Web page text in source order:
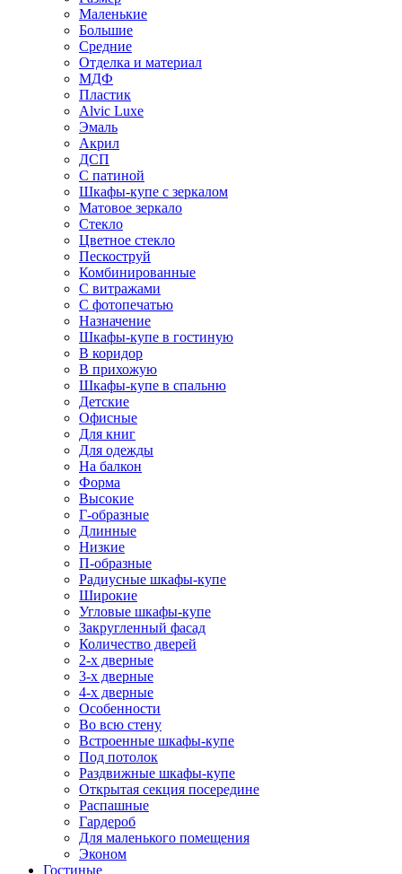
Маленькие
Большие
Средние
Отделка и материал
МДФ
Пластик
Alvic Luxe
Эмаль
Акрил
ДСП
С патиной
Шкафы-купе с зеркалом
Матовое зеркало
Стекло
Цветное стекло
Пескоструй
Комбинированные
С витражами
С фотопечатью
Назначение
Шкафы-купе в гостиную
В коридор
В прихожую
Шкафы-купе в спальню
Детские
Офисные
Для книг
Для одежды
На балкон
Форма
Высокие
Г-образные
Длинные
Низкие
П-образные
Радиусные шкафы-купе
Широкие
Угловые шкафы-купе
Закругленный фасад
Количество дверей
2-х дверные
3-х дверные
4-х дверные
Особенности
Во всю стену
Встроенные шкафы-купе
Под потолок
Раздвижные шкафы-купе
Открытая секция посередине
Распашные
Гардероб
Для маленького помещения
Эконом
Гостиные